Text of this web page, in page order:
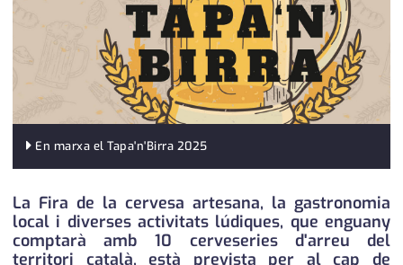
opinió
política
promo serveis
reportatge
salut
serveis
societat
En marxa el Tapa'n'Birra 2025
La Fira de la cervesa artesana, la gastronomia
local i diverses activitats lúdiques, que enguany
comptarà amb 10 cerveseries d'arreu del
territori català, està prevista per al cap de